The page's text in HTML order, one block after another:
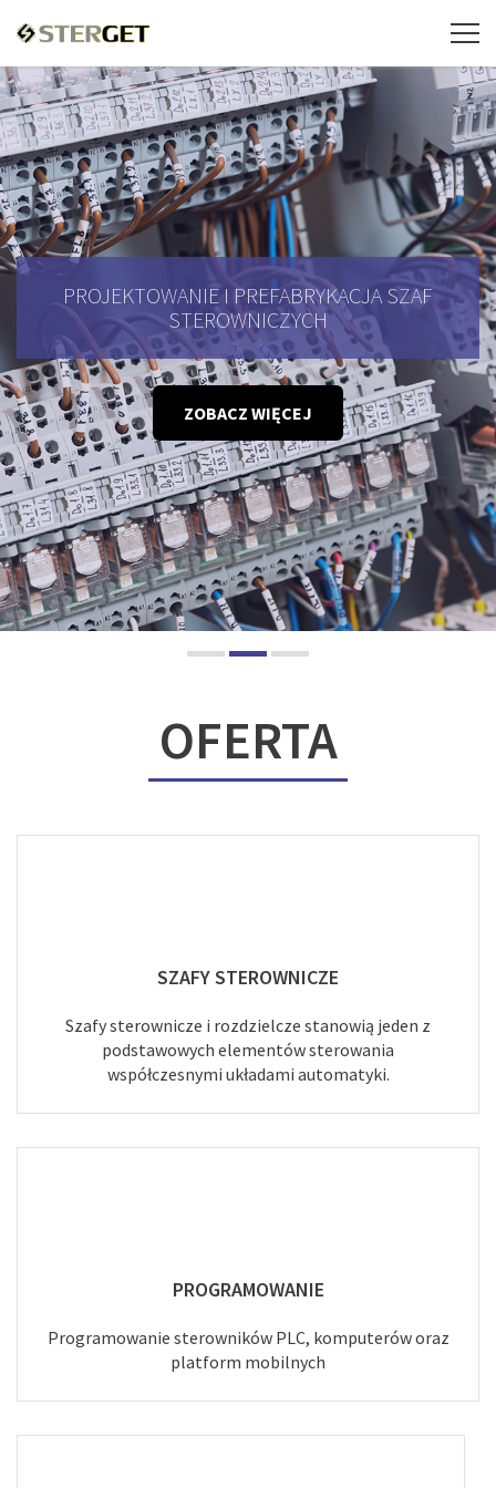
PROJEKTOWANIE I PREFABRYKACJA SZAF
STEROWNICZYCH
ZOBACZ WIĘCEJ
OFERTA
SZAFY STEROWNICZE
Szafy sterownicze i rozdzielcze stanowią jeden z
podstawowych elementów sterowania
współczesnymi układami automatyki.
PROGRAMOWANIE
Programowanie sterowników PLC, komputerów oraz
platform mobilnych